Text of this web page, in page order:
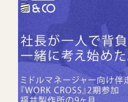
#インタビュー #
#イベント